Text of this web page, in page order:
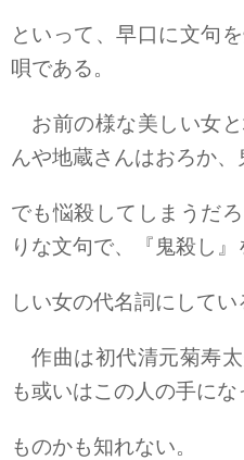
といって、早口に文句
唄である。
お前の様な美しい女
んや地蔵さんはおろか、
でも悩殺してしまうだ
りな文句で、『鬼殺し』
しい女の代名詞にしてい
作曲は初代清元菊寿
も或いはこの人の手にな
ものかも知れない。